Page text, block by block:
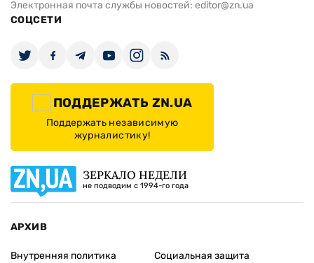
Электронная почта службы новостей: editor@zn.ua
СОЦСЕТИ
ПОДДЕРЖАТЬ ZN.UA
Поддержать независимую
журналистику!
ЗЕРКАЛО НЕДЕЛИ
не подводим с 1994-го года
АРХИВ
Внутренняя политика
Социальная защита